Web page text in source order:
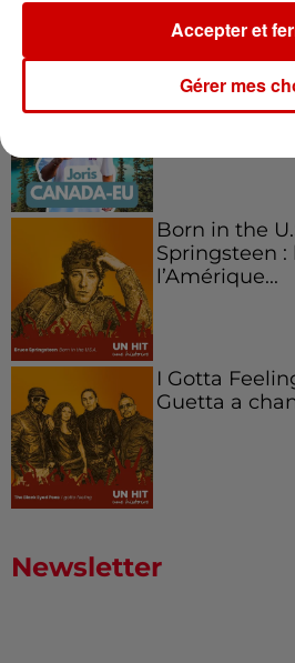
Aménager
Canada et
Born in the
Springsteen :
l’Amérique...
I Gotta
Guetta a
Newsletter
Gérer mes
Accepter et